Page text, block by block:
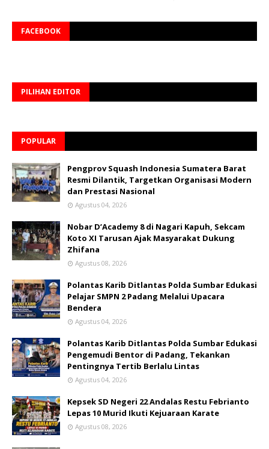
FACEBOOK
PILIHAN EDITOR
POPULAR
Pengprov Squash Indonesia Sumatera Barat
Resmi Dilantik, Targetkan Organisasi Modern
dan Prestasi Nasional
Agustus 04, 2026
Nobar D’Academy 8 di Nagari Kapuh, Sekcam
Koto XI Tarusan Ajak Masyarakat Dukung
Zhifana
Agustus 08, 2026
Polantas Karib Ditlantas Polda Sumbar Edukasi
Pelajar SMPN 2 Padang Melalui Upacara
Bendera
Agustus 04, 2026
Polantas Karib Ditlantas Polda Sumbar Edukasi
Pengemudi Bentor di Padang, Tekankan
Pentingnya Tertib Berlalu Lintas
Agustus 04, 2026
Kepsek SD Negeri 22 Andalas Restu Febrianto
Lepas 10 Murid Ikuti Kejuaraan Karate
Agustus 08, 2026